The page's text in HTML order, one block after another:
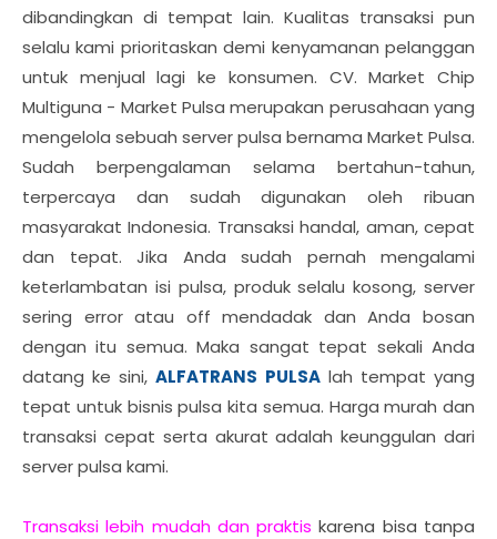
dibandingkan di tempat lain. Kualitas transaksi pun
selalu kami prioritaskan demi kenyamanan pelanggan
untuk menjual lagi ke konsumen. CV. Market Chip
Multiguna - Market Pulsa merupakan perusahaan yang
mengelola sebuah server pulsa bernama Market Pulsa.
Sudah berpengalaman selama bertahun-tahun,
terpercaya dan sudah digunakan oleh ribuan
masyarakat Indonesia. Transaksi handal, aman, cepat
dan tepat. Jika Anda sudah pernah mengalami
keterlambatan isi pulsa, produk selalu kosong, server
sering error atau off mendadak dan Anda bosan
dengan itu semua. Maka sangat tepat sekali Anda
datang ke sini,ALFATRANS PULSA lah tempat yang
tepat untuk bisnis pulsa kita semua. Harga murah dan
transaksi cepat serta akurat adalah keunggulan dari
server pulsa kami.
Transaksi lebih mudah dan praktis karena bisa tanpa